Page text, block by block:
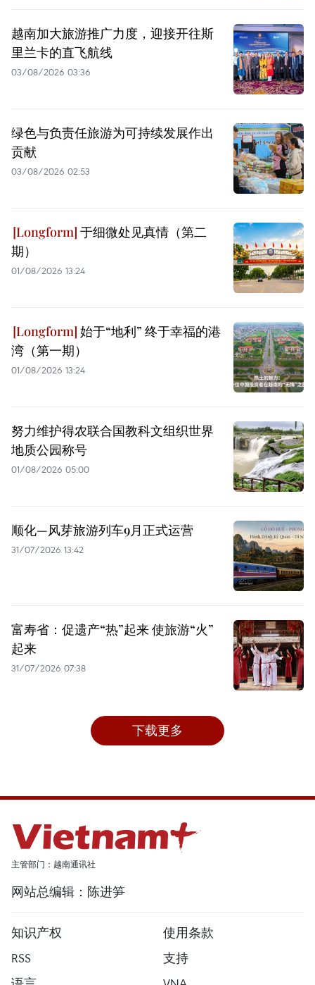
越南加大旅游推广力度，迎接开往斯
里兰卡的直飞航线
03/08/2026 03:36
绿色与负责任旅游为可持续发展作出
贡献
03/08/2026 02:53
于细微处见真情（第二
期）
01/08/2026 13:24
始于“地利” 终于幸福的港
湾（第一期）
01/08/2026 13:24
努力维护得农联合国教科文组织世界
地质公园称号
01/08/2026 05:00
顺化—风芽旅游列车9月正式运营
31/07/2026 13:42
富寿省：促遗产“热”起来 使旅游“火”
起来
31/07/2026 07:38
下载更多
主管部门：越南通讯社
网站总编辑：陈进笋
知识产权
使用条款
RSS
支持